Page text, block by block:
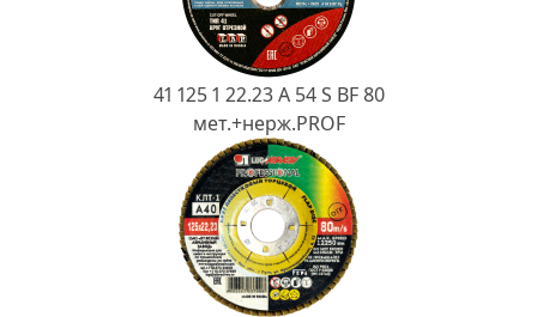
41 125 1 22.23 A 54 S BF 80
мет.+нерж.PROF